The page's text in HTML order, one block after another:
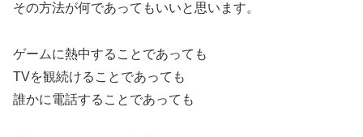
その方法が何であってもいいと思います。
ゲームに熱中することであっても
TVを観続けることであっても
誰かに電話することであっても